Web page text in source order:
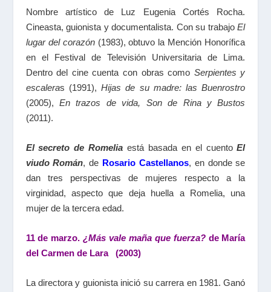
Nombre artístico de Luz Eugenia Cortés Rocha.
Cineasta, guionista y documentalista. Con su trabajoEl
lugar del corazón(1983), obtuvo la Mención Honorífica
en el Festival de Televisión Universitaria de Lima.
Dentro del cine cuenta con obras como Serpientes y
escaleras (1991),Hijas de su madre: las Buenrostro
(2005), En trazos de vida, Son de Rina y Bustos
(2011).
El secreto de Romelia está basada en el cuentoEl
viudo Román, de Rosario Castellanos, en donde se
dan tres perspectivas de mujeres respecto a la
virginidad, aspecto que deja huella a Romelia, una
mujer de la tercera edad.
11 de marzo.¿Más vale maña que fuerza?de María
del Carmen de Lara (2003)
La directora y guionista inició su carrera en 1981. Ganó